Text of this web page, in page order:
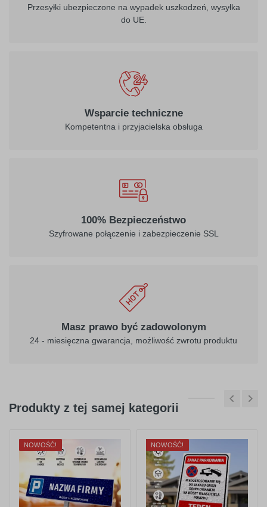
Przesyłki ubezpieczone na wypadek uszkodzeń, wysyłka
do UE.
Wsparcie techniczne
Kompetentna i przyjacielska obsługa
100% Bezpieczeństwo
Szyfrowane połączenie i zabezpieczenie SSL
Masz prawo być zadowolonym
24 - miesięczna gwarancja, możliwość zwrotu produktu
Produkty z tej samej kategorii
NOWOŚĆ! NOWOŚĆ!